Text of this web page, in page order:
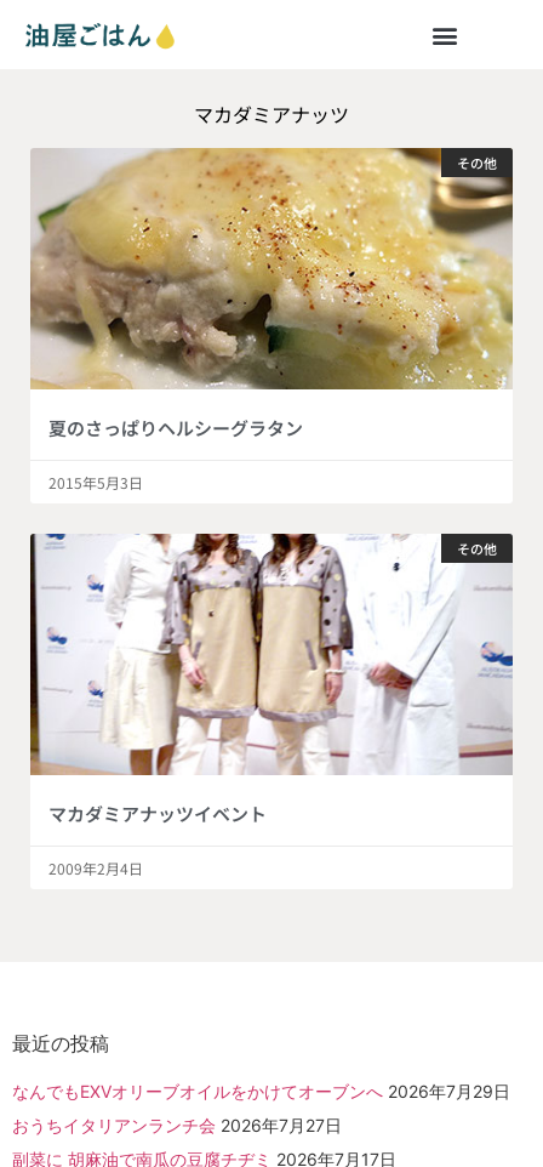
マカダミアナッツ
その他
夏のさっぱりヘルシーグラタン
2015年5月3日
その他
マカダミアナッツイベント
2009年2月4日
最近の投稿
なんでもEXVオリーブオイルをかけてオーブンへ 2026年7月29日
おうちイタリアンランチ会 2026年7月27日
副菜に 胡麻油で南瓜の豆腐チヂミ 2026年7月17日